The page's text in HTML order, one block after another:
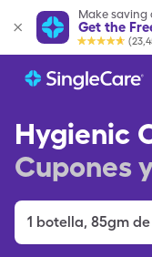
Make saving
Get the
Hygienic
Cupones
1 botella, 85gm de